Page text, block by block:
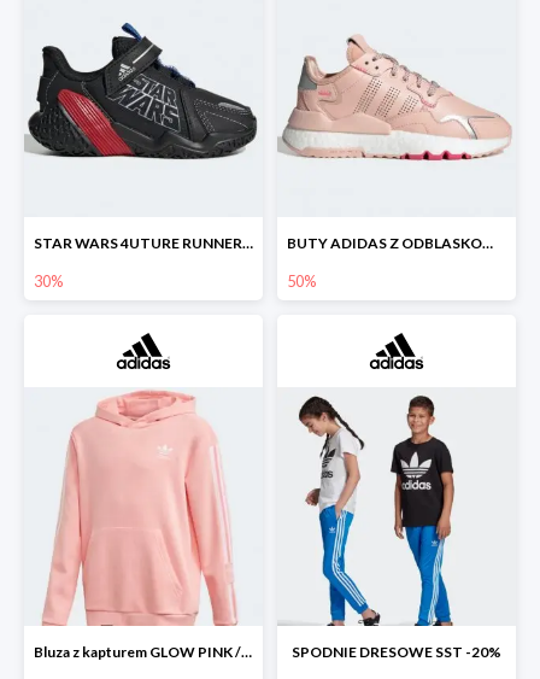
STAR WARS 4UTURE RUNNER SHOES
30%
BUTY ADIDAS Z ODBLASKOWYMI DETALAMI
50%
Bluza z kapturem GLOW PINK / WHITE -30% SPODNIE DRESOWE SST -20%